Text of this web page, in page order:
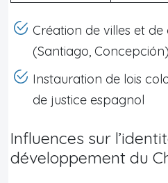
Création de villes et
(Santiago, Concepción)
Instauration de lois
de justice espagnol
Influences sur
développement du